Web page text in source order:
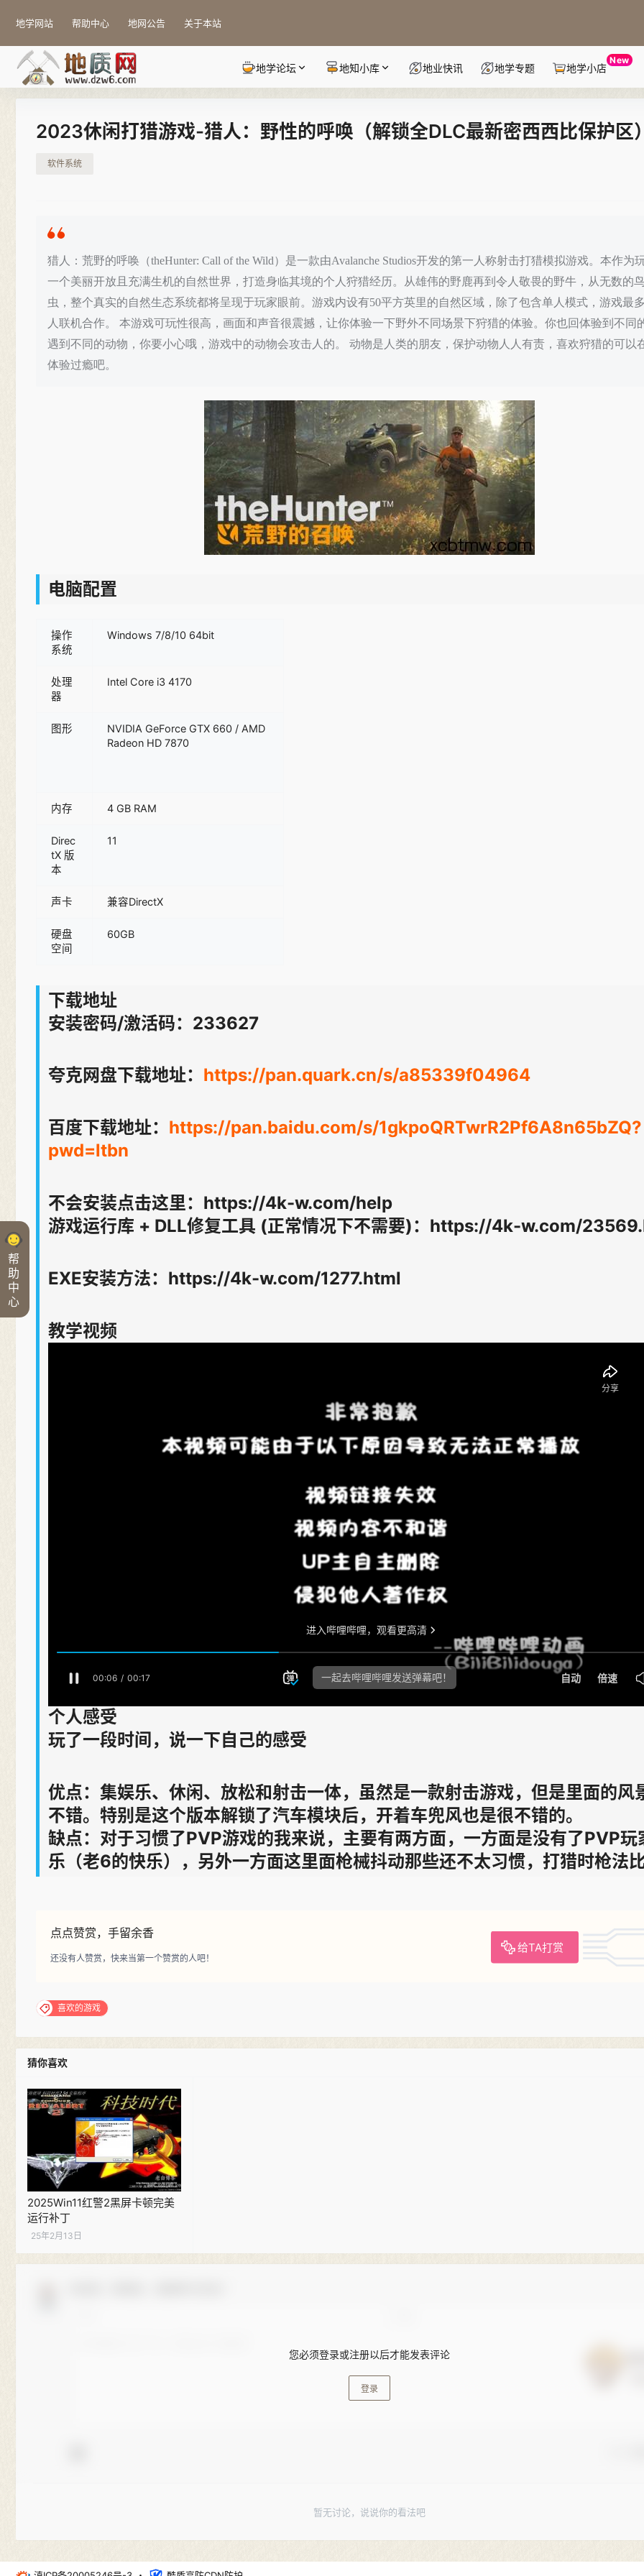
帮
助
中
心
地学网站 帮助中心 地网公告 关于本站
地学论坛 地知小库 地业快讯 地学专题 地学小店
New
2023休闲打猎游戏-猎人：野性的呼唤（解锁全DLC最新密西西比保护区
软件系统
猎人：荒野的呼唤（theHunter: Call of the Wild）是一款由Avalanche Studios开发的第一人称射击打猎模拟游戏。本作为
一个美丽开放且充满生机的自然世界，打造身临其境的个人狩猎经历。从雄伟的野鹿再到令人敬畏的野牛，从无数的
虫，整个真实的自然生态系统都将呈现于玩家眼前。游戏内设有50平方英里的自然区域，除了包含单人模式，游戏最
人联机合作。 本游戏可玩性很高，画面和声音很震撼，让你体验一下野外不同场景下狩猎的体验。你也回体验到不同
遇到不同的动物，你要小心哦，游戏中的动物会攻击人的。 动物是人类的朋友，保护动物人人有责，喜欢狩猎的可以
体验过瘾吧。
电脑配置
操作
系统
Windows 7/8/10 64bit
处理
器
Intel Core i3 4170
图形
NVIDIA GeForce GTX 660 / AMD
Radeon HD 7870
内存 4 GB RAM
Direc
tX 版
本
11
声卡 兼容DirectX
硬盘
空间
60GB
下载地址
安装密码/激活码：233627
夸克网盘下载地址： https://pan.quark.cn/s/a85339f04964
百度下载地址： https://pan.baidu.com/s/1gkpoQRTwrR2Pf6A8n65bZQ?
pwd=ltbn
不会安装点击这里：https://4k-w.com/help
游戏运行库 + DLL修复工具 (正常情况下不需要)：https://4k-w.com/
EXE安装方法：https://4k-w.com/1277.html
教学视频
个人感受
玩了一段时间，说一下自己的感受
优点：集娱乐、休闲、放松和射击一体，虽然是一款射击游戏，但是里面的风
不错。特别是这个版本解锁了汽车模块后，开着车兜风也是很不错的。
缺点：对于习惯了PVP游戏的我来说，主要有两方面，一方面是没有了PVP玩
乐（老6的快乐），另外一方面这里面枪械抖动那些还不太习惯，打猎时枪法
点点赞赏，手留余香
给TA打赏
还没有人赞赏，快来当第一个赞赏的人吧！
喜欢的游戏
猜你喜欢
2025Win11红警2黑屏卡顿完美
运行补丁
25年2月13日
您必须登录或注册以后才能发表评论
登录
暂无讨论，说说你的看法吧